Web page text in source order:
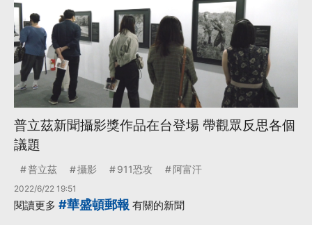
普立茲新聞攝影獎作品在台登場 帶觀眾反思各個
議題
普立茲 攝影 911恐攻 阿富汗
2022/6/22 19:51
閱讀更多 #華盛頓郵報 有關的新聞